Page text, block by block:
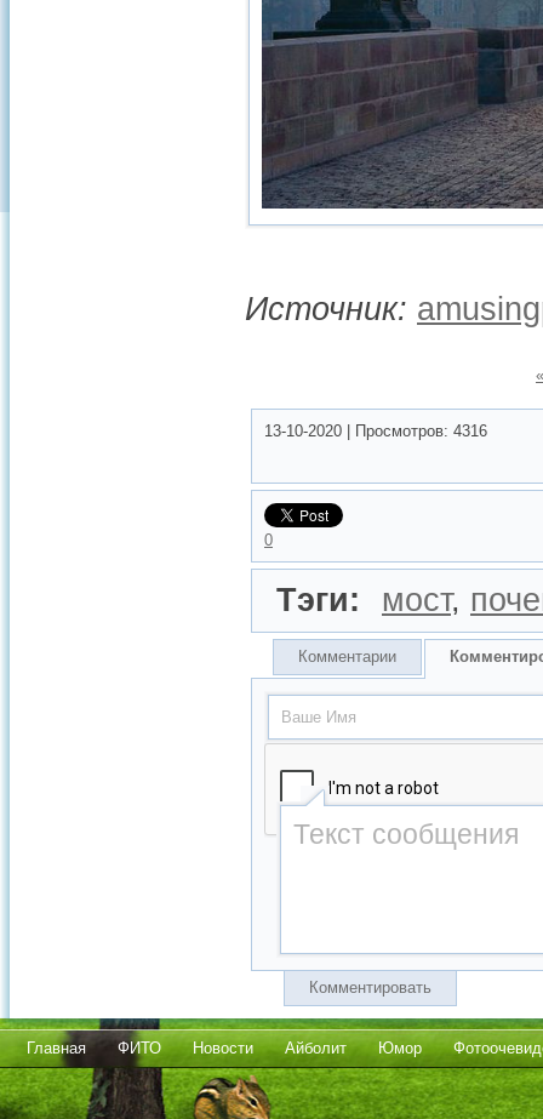
Источник:
13-10-2020 Просмотров: 4316
0
Тэги: мост,
Комментарии
Комментировать
Главная ФИТО Новости Айболит Юмор